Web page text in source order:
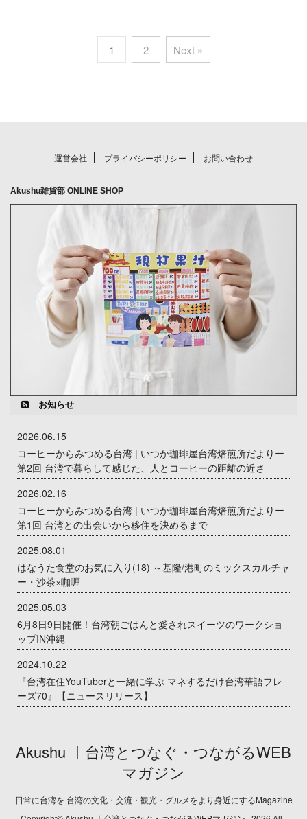
1 2 Next »
運営会社 プライバシーポリシー お問い合わせ
Akushu雑貨部 ONLINE SHOP
お知らせ
2026.06.15
コーヒーからみつめる台湾 | いつか珈琲屋台湾焙煎所だよりー
第2回 台湾で暮らして感じた、人とコーヒーの距離の近さ
2026.02.16
コーヒーからみつめる台湾 | いつか珈琲屋台湾焙煎所だよりー
第1回 台湾との出会いから移住を決めるまで
2025.08.01
はなうた食堂のお気に入り(18) ～基隆/港町のミックスカルチャ
ー・沙茶×咖喱
2025.05.03
6月8日9日開催！台湾朝ごはんと愛されスイーツのワークショ
ップIN沖縄
2024.10.22
『台湾在住YouTuberと一緒に学ぶ マネするだけ台湾華語フレ
ーズ70』【ニュースリリース】
Akushu ㅣ台湾とつなぐ・つながるWEB
マガジン
日常に台湾を 台湾の文化・交流・観光・グルメをより身近にするMagazine